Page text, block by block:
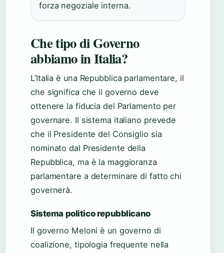
forza negoziale interna.
Che tipo di Governo
abbiamo in Italia?
L’Italia è una Repubblica parlamentare, il
che significa che il governo deve
ottenere la fiducia del Parlamento per
governare. Il sistema italiano prevede
che il Presidente del Consiglio sia
nominato dal Presidente della
Repubblica, ma è la maggioranza
parlamentare a determinare di fatto chi
governerà.
Sistema politico repubblicano
Il governo Meloni è un governo di
coalizione, tipologia frequente nella